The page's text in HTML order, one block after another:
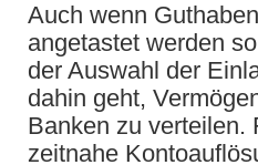
Auch wenn
angetastet werden
der Auswahl der
dahin geht,
Banken zu verteilen.
zeitnahe